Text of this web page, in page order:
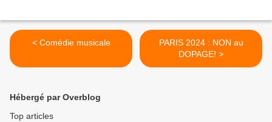
< Comédie musicale
PARIS 2024 : NON au
DOPAGE! >
Hébergé par Overblog
Top articles